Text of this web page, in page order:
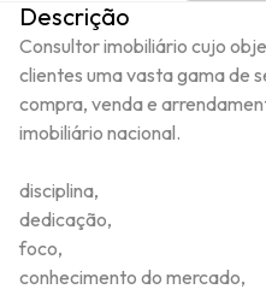
Descrição
Consultor imobiliário cujo
clientes uma vasta gama de
compra, venda e
imobiliário nacional.
disciplina,
dedicação,
foco,
conhecimento do mercado,